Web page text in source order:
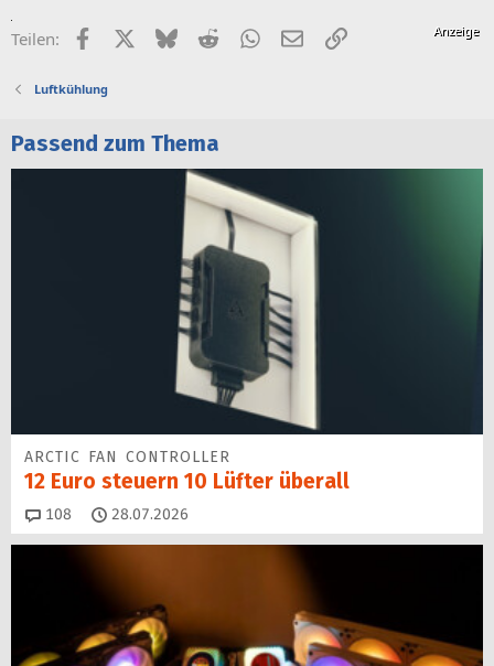
Teilen: FacebookX (Twitter)
BlueskyRedditWhatsApp
E-MailLink
Luftkühlung
Passend zum Thema
ARCTIC FAN CONTROLLER
12 Euro steuern 10 Lüfter überall
108 Kommentare
28.07.2026